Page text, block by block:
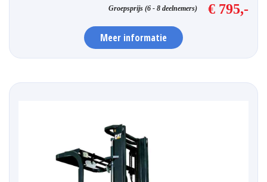
Groepsprijs (6 - 8 deelnemers) € 795,-
Meer informatie